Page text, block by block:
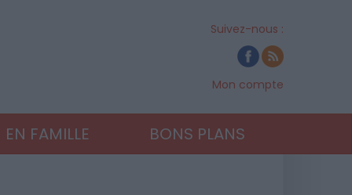
Suivez-nous :
Mon compte
EN FAMILLE BONS PLANS